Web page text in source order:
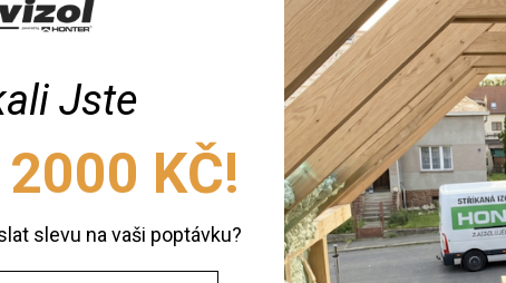
Jste
2000 KČ!
slevu na vaši poptávku?